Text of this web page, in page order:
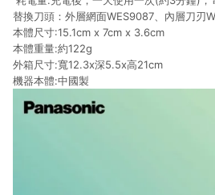
替換刀頭：外層網面WES9087、內層刀刃
本體尺寸:15.1cm x 7cm x 3.6cm
本體重量:約122g
外箱尺寸:寬12.3x深5.5x高21cm
機器本體:中國製